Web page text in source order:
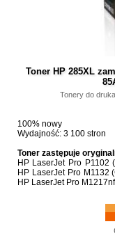
Toner HP 285XL
Tonery do
100% nowy
Wydajność: 3 100 stron
Toner zastępuje
HP LaserJet Pro P1102
HP LaserJet Pro M1132
HP LaserJet Pro